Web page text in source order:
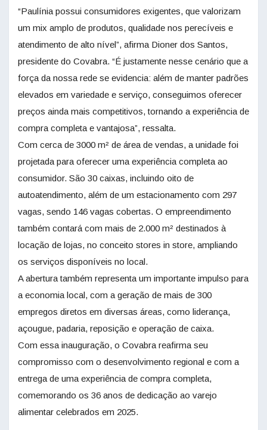
“Paulínia possui consumidores exigentes, que valorizam
um mix amplo de produtos, qualidade nos perecíveis e
atendimento de alto nível”, afirma Dioner dos Santos,
presidente do Covabra. “É justamente nesse cenário que a
força da nossa rede se evidencia: além de manter padrões
elevados em variedade e serviço, conseguimos oferecer
preços ainda mais competitivos, tornando a experiência de
compra completa e vantajosa”, ressalta.
Com cerca de 3000 m² de área de vendas, a unidade foi
projetada para oferecer uma experiência completa ao
consumidor. São 30 caixas, incluindo oito de
autoatendimento, além de um estacionamento com 297
vagas, sendo 146 vagas cobertas. O empreendimento
também contará com mais de 2.000 m² destinados à
locação de lojas, no conceito stores in store, ampliando
os serviços disponíveis no local.
A abertura também representa um importante impulso para
a economia local, com a geração de mais de 300
empregos diretos em diversas áreas, como liderança,
açougue, padaria, reposição e operação de caixa.
Com essa inauguração, o Covabra reafirma seu
compromisso com o desenvolvimento regional e com a
entrega de uma experiência de compra completa,
comemorando os 36 anos de dedicação ao varejo
alimentar celebrados em 2025.